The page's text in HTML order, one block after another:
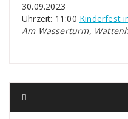
30.09.2023
Uhrzeit: 11:00 Kinderfest
Am Wasserturm,